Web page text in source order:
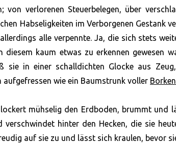
von verlorenen Steuerbelegen, über
Habseligkeiten im Verborgenen Gestank
alle verpennte. Ja, die sich stets
diesem kaum etwas zu erkennen gewesen
sie in einer schalldichten Glocke aus
wie ein Baumstrunk voller
mühselig den Erdboden, brummt und
hinter den Hecken, die sie
auf sie zu und lässt sich kraulen, bevor